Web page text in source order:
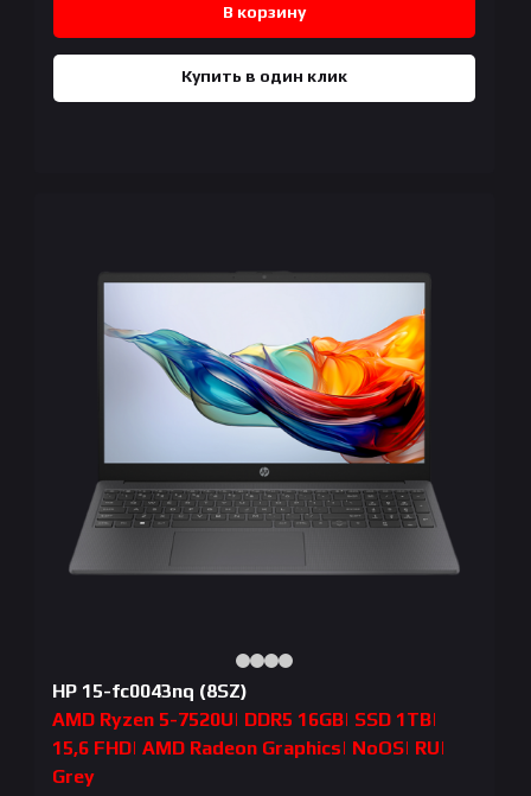
В корзину
Купить в один клик
HP 15-fc0043nq (8SZ)
AMD Ryzen 5-7520U| DDR5 16GB| SSD 1TB|
15,6 FHD| AMD Radeon Graphics| NoOS| RU|
Grey